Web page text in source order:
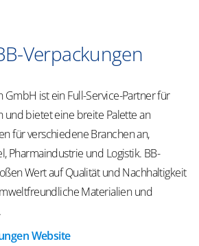
Verpackungen
GmbH ist ein Full-Service-Partner für
und bietet eine breite Palette an
für verschiedene Branchen an,
Pharmaindustrie und Logistik. BB-
Wert auf Qualität und Nachhaltigkeit
Materialien und
Website